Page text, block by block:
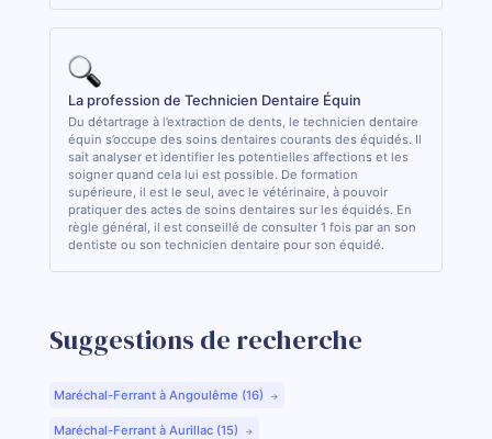
La profession de Technicien Dentaire Équin
Du détartrage à l’extraction de dents, le technicien dentaire
équin s’occupe des soins dentaires courants des équidés. Il
sait analyser et identifier les potentielles affections et les
soigner quand cela lui est possible. De formation
supérieure, il est le seul, avec le vétérinaire, à pouvoir
pratiquer des actes de soins dentaires sur les équidés. En
règle général, il est conseillé de consulter 1 fois par an son
dentiste ou son technicien dentaire pour son équidé.
Suggestions de recherche
Maréchal-Ferrant à Angoulême (16)
Maréchal-Ferrant à Aurillac (15)